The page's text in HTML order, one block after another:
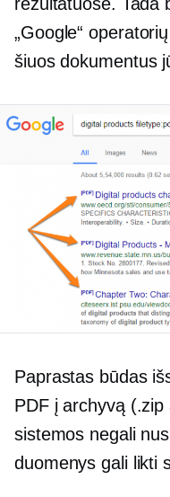
„Google“
šiuos dokumentus
Paprastas būdas
PDF į archyvą
sistemos negali
duomenys gali likti